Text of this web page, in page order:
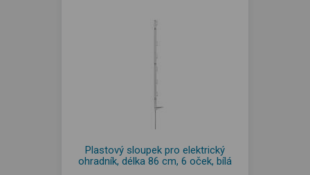
Plastový sloupek pro elektrický
ohradník, délka 86 cm, 6 oček, bílá